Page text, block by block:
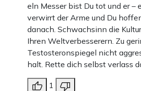
eln Messer bist Du tot und er –
verwirrt der Arme und Du
danach. Schwachsinn die
Ihren Weltverbesserern. Zu
Testosteronspiegel nicht
halt. Rette dich selbst verlass
1